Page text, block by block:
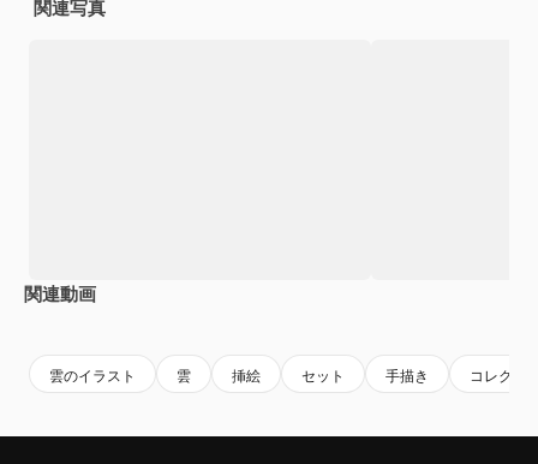
関連写真
関連動画
雲のイラスト 雲 挿絵 セット 手描き コレクシ